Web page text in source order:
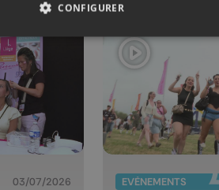
03/07/2026 EVÈNEMENTS
CONFIGURER